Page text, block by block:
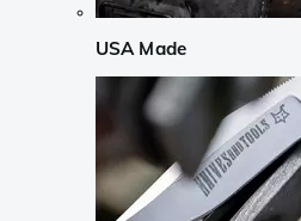
USA Made